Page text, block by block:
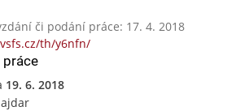
či podání práce: 17. 4. 2018
th/y6nfn/
práce
19. 6. 2018